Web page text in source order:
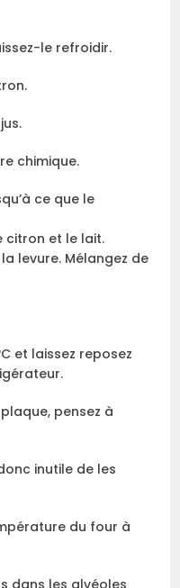
le refroidir.
chimique.
ce que le
citron et le lait.
levure. Mélangez de
et laissez reposez
pensez à
inutile de les
du four à